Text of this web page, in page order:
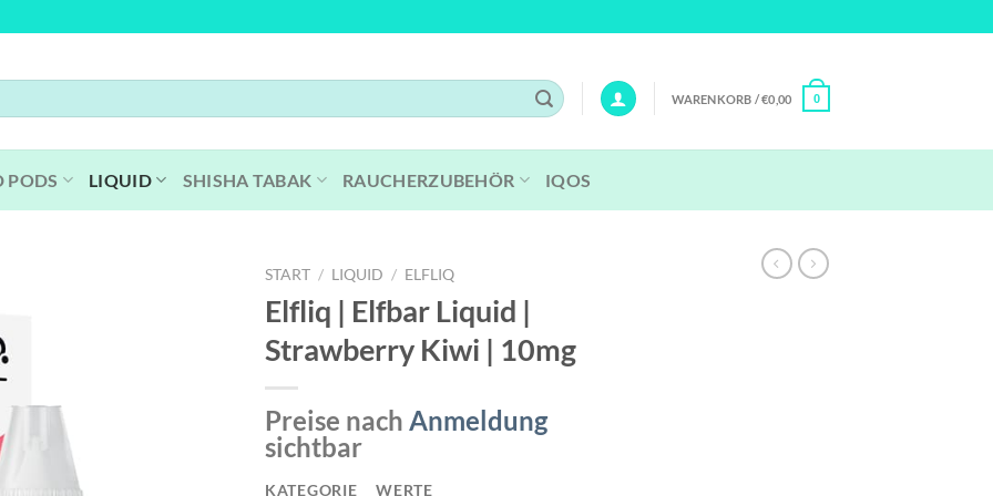
WARENKORB /€0,00 0
PODS LIQUID SHISHA TABAK RAUCHERZUBEHÖR IQOS
START / LIQUID / ELFLIQ
Elfliq | Elfbar Liquid |
Strawberry Kiwi | 10mg
Preise nach Anmeldung
sichtbar
KATEGORIE
WERTE